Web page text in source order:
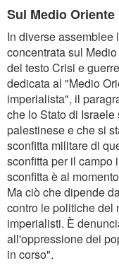
Sul Medio Oriente
In diverse
concentrata sul
del testo Crisi e
dedicata al "Medio
imperialista", il
che lo Stato di
palestinese e che si
sconfitta militare di
sconfitta per il campo
sconfitta è al
Ma ciò che dipende
contro le politiche del
imperialisti. È
all'oppressione dei
in corso".